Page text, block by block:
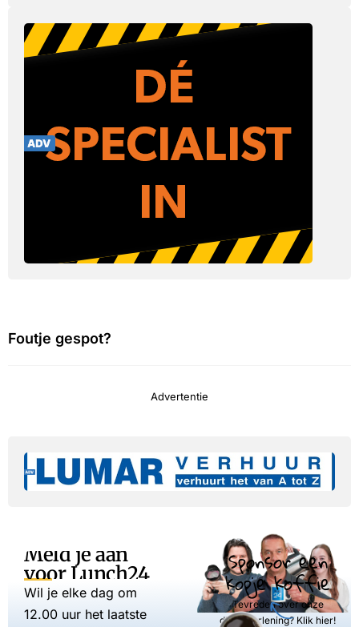
Foutje gespot?
Advertentie
Meld je aan
voor Lunch24
Wil je elke dag om
12.00 uur het laatste
Sponsor een
kopje koffie
Tevreden over onze
dienstverlening? Klik hier!